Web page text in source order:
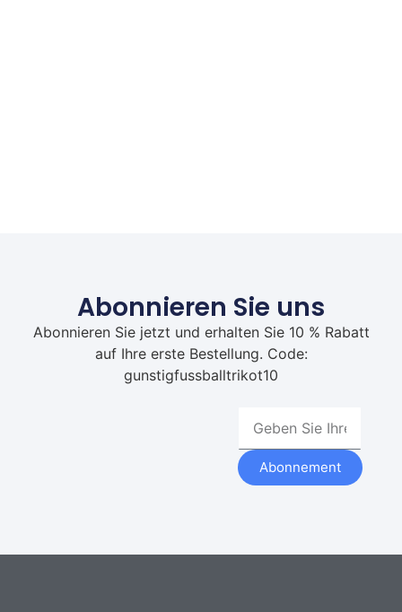
Abonnieren Sie uns
Abonnieren Sie jetzt und erhalten Sie 10 % Rabatt
auf Ihre erste Bestellung. Code:
gunstigfussballtrikot10
Abonnement